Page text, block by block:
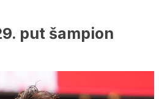
put šampion